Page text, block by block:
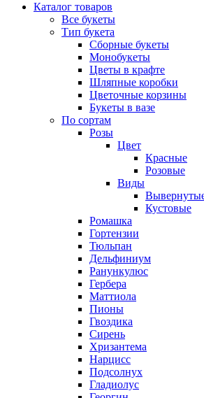
Каталог товаров
Все букеты
Тип букета
Сборные букеты
Монобукеты
Цветы в крафте
Шляпные коробки
Цветочные корзины
Букеты в вазе
По сортам
Розы
Цвет
Красные
Розовые
Виды
Кустовые
Ромашка
Гортензии
Тюльпан
Дельфиниум
Ранункулюс
Гербера
Маттиола
Пионы
Гвоздика
Сирень
Хризантема
Нарцисс
Подсолнух
Гладиолус